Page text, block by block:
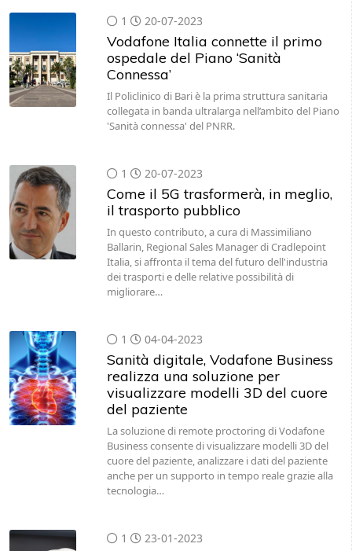
1 20-07-2023
Vodafone Italia connette il primo
ospedale del Piano ‘Sanità
Connessa’
Il Policlinico di Bari è la prima struttura sanitaria
collegata in banda ultralarga nell’ambito del Piano
'Sanità connessa' del PNRR.
1 20-07-2023
Come il 5G trasformerà, in meglio,
il trasporto pubblico
In questo contributo, a cura di Massimiliano
Ballarin, Regional Sales Manager di Cradlepoint
Italia, si affronta il tema del futuro dell'industria
dei trasporti e delle relative possibilità di
migliorare…
1 04-04-2023
Sanità digitale, Vodafone Business
realizza una soluzione per
visualizzare modelli 3D del cuore
del paziente
La soluzione di remote proctoring di Vodafone
Business consente di visualizzare modelli 3D del
cuore del paziente, analizzare i dati del paziente
anche per un supporto in tempo reale grazie alla
tecnologia…
1 23-01-2023